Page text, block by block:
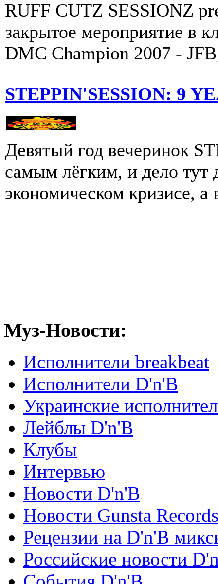
RUFF CUTZ SESSIONZ
закрытое мероприятие в
DMC Champion 2007 -
STEPPIN'SESSION: 9
Девятый год вечеринок
самым лёгким, и дело тут
экономическом кризисе,
Муз-Новости:
Исполнители breakbeat
Исполнители D'n'B
Украинские
Лейблы D'n'B
Клубы
Интервью
Новости D'n'B
Новости Gunsta Records
Рецензии на D'n'B
Российские новости